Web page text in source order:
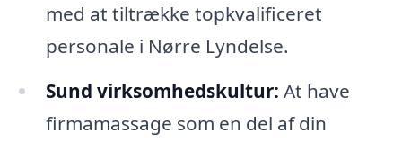
med at tiltrække topkvalificeret
personale i Nørre Lyndelse.
Sund virksomhedskultur: At have
firmamassage som en del af din